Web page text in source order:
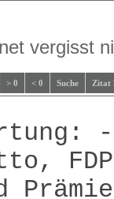
vergisst
> 0 < 0 Suche Zitat
-
FDP